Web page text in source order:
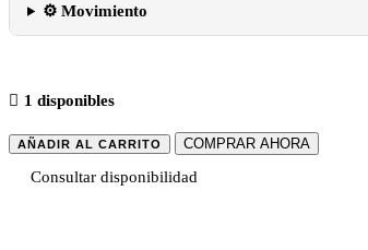
⚙️ Movimiento
1 disponibles
AÑADIR AL CARRITO COMPRAR AHORA
Consultar disponibilidad